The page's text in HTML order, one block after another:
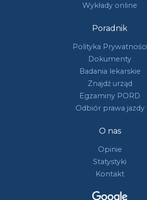
Wykłady online
Poradnik
Polityka Prywatności
Dokumenty
Badania lekarskie
Znajdź urząd
Egzaminy PORD
Odbiór prawa jazdy
O nas
Opinie
Statystyki
Kontakt